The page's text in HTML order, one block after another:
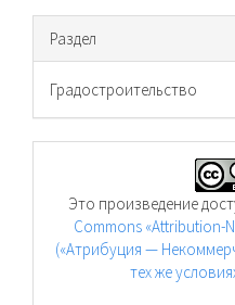
Раздел
Градостроительство
Это произведение
Commons «Attribution-
(«Атрибуция —
тех же